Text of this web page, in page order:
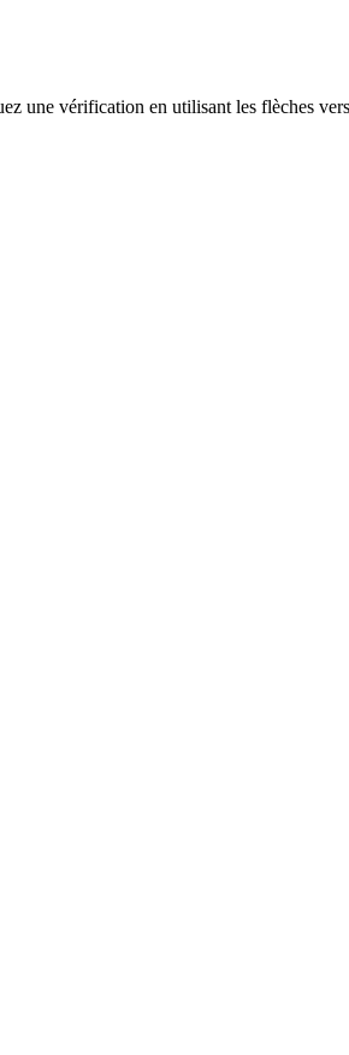
une vérification en utilisant les flèches